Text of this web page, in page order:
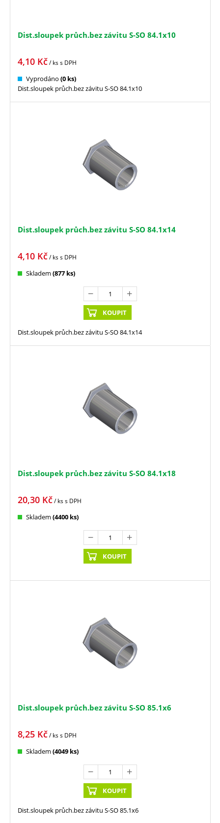
Dist.sloupek průch.bez závitu S-SO 84.1x10
4,10 Kč/ kss DPH
Vyprodáno (0 ks)
Dist.sloupek průch.bez závitu S-SO 84.1x10
Dist.sloupek průch.bez závitu S-SO 84.1x14
4,10 Kč/ kss DPH
Skladem (877 ks)
KOUPIT
Dist.sloupek průch.bez závitu S-SO 84.1x14
Dist.sloupek průch.bez závitu S-SO 84.1x18
20,30 Kč/ kss DPH
Skladem (4400 ks)
KOUPIT
Dist.sloupek průch.bez závitu S-SO 85.1x6
8,25 Kč/ kss DPH
Skladem (4049 ks)
KOUPIT
Dist.sloupek průch.bez závitu S-SO 85.1x6